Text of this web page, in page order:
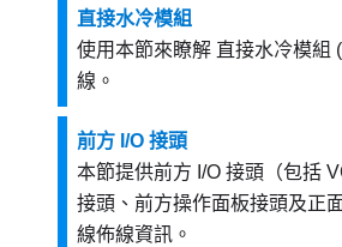
直接水冷模組
使用本節來瞭解 直接水冷模組
線。
前方 I/O 接頭
本節提供前方 I/O 接頭（包括
接頭、前方操作面板接頭及正
線佈線資訊。